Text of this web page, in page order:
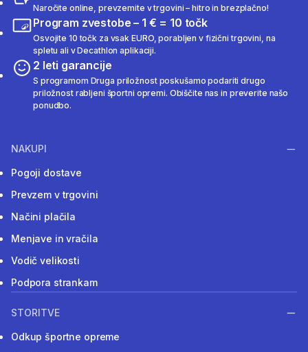
Naročite online, prevzemite v trgovini – hitro in brezplačno!
Program zvestobe – 1 € = 10 točk
Osvojite 10 točk za vsak EURO, porabljen v fizični trgovini, na
spletu ali v Decathlon aplikaciji.
2 leti garancije
S programom Druga priložnost poskušamo podariti drugo
priložnost rabljeni športni opremi. Obiščite nas in preverite našo
ponudbo.
NAKUPI
Pogoji dostave
Prevzem v trgovini
Načini plačila
Menjave in vračila
Vodič velikosti
Podpora strankam
STORITVE
Odkup športne opreme